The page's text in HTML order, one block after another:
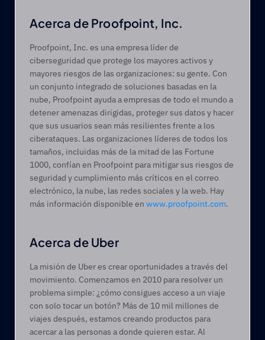
Acerca de Proofpoint, Inc.
Proofpoint, Inc. es una empresa líder de
ciberseguridad que protege los mayores activos y
mayores riesgos de las organizaciones: su gente. Con
un conjunto integrado de soluciones basadas en la
nube, Proofpoint ayuda a empresas de todo el mundo a
detener amenazas dirigidas, proteger sus datos y hacer
que sus usuarios sean más resilientes frente a los
ciberataques. Las organizaciones líderes de todos los
tamaños, incluidas más de la mitad de las Fortune
1000, confían en Proofpoint para mitigar sus riesgos de
seguridad y cumplimiento más críticos en el correo
electrónico, la nube, las redes sociales y la web. Hay
más información disponible en www.proofpoint.com.
Acerca de Uber
La misión de Uber es crear oportunidades a través del
movimiento. Comenzamos en 2010 para resolver un
problema simple: ¿cómo consigues acceso a un viaje
con solo tocar un botón? Más de 10 mil millones de
viajes después, estamos creando productos para
acercar a las personas a donde quieren estar. Al